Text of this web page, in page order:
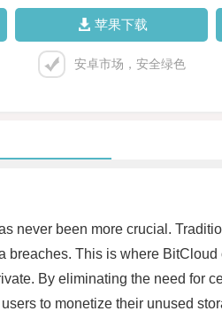
苹果下载
安卓市场，安全绿色
never been more crucial.
This is where
By eliminating the need for
to monetize their unused